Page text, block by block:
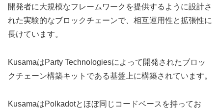
開発者に大規模なフレームワークを提供するように設計さ
れた実験的なブロックチェーンで、相互運用性と拡張性に
長けています。
KusamaはParty Technologiesによって開発されたブロッ
クチェーン構築キットである基盤上に構築されています。
KusamaはPolkadotとほぼ同じコードベースを持ってお